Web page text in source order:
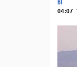
BT
04:07